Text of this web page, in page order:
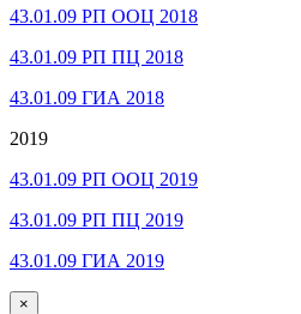
43.01.09 РП ООЦ 2018
43.01.09 РП ПЦ 2018
43.01.09 ГИА 2018
2019
43.01.09 РП ООЦ 2019
43.01.09 РП ПЦ 2019
43.01.09 ГИА 2019
×